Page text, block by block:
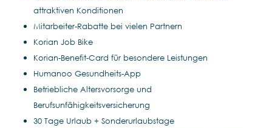
attraktiven Konditionen
Mitarbeiter-Rabatte bei vielen Partnern
Korian Job Bike
Korian-Benefit-Card für besondere Leistungen
Humanoo Gesundheits-App
Betriebliche Altersvorsorge und
Berufsunfähigkeitsversicherung
30 Tage Urlaub + Sonderurlaubstage